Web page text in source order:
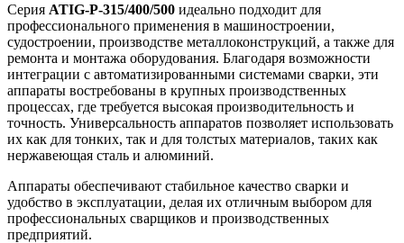
Серия ATIG-P-315/400/500 идеально подходит для
профессионального применения в машиностроении,
судостроении, производстве металлоконструкций, а также для
ремонта и монтажа оборудования. Благодаря возможности
интеграции с автоматизированными системами сварки, эти
аппараты востребованы в крупных производственных
процессах, где требуется высокая производительность и
точность. Универсальность аппаратов позволяет использовать
их как для тонких, так и для толстых материалов, таких как
нержавеющая сталь и алюминий.
Аппараты обеспечивают стабильное качество сварки и
удобство в эксплуатации, делая их отличным выбором для
профессиональных сварщиков и производственных
предприятий.